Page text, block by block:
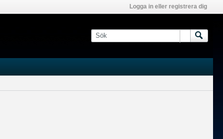
Logga in eller registrera dig